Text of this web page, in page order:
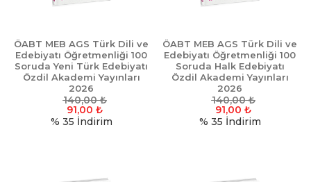
ÖABT MEB AGS Türk Dili ve
Edebiyatı Öğretmenliği 100
Soruda Yeni Türk Edebiyatı
Özdil Akademi Yayınları
2026
140,00₺
91,00 ₺
% 35 İndirim
ÖABT MEB AGS Türk Dili ve
Edebiyatı Öğretmenliği 100
Soruda Halk Edebiyatı
Özdil Akademi Yayınları
2026
140,00₺
91,00 ₺
% 35 İndirim